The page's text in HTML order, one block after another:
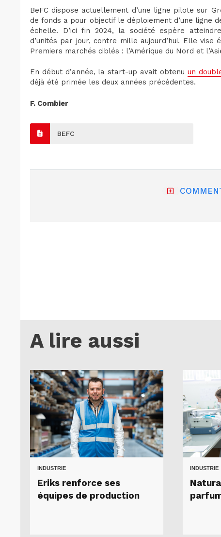
BeFC dispose actuellement d’une ligne pilote sur
de fonds a pour objectif le déploiement d’une ligne
échelle. D’ici fin 2024, la société espère
d’unités par jour, contre mille aujourd’hui. Elle
Premiers marchés ciblés : l’Amérique du Nord et
En début d’année, la start-up avait obtenu un
déjà été primée les deux années précédentes.
F. Combier
BEFC
A lire aussi
INDUSTRIE
Eriks renforce ses
équipes de production
INDUSTRIE